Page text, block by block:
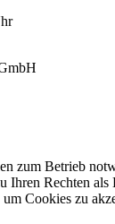
zum Betrieb
Ihren Rechten
um Cookies zu